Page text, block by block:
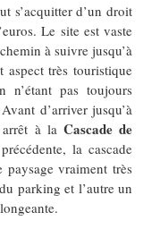
s’acquitter d’un droit
Le site est vaste
à suivre jusqu’à
très touristique
n’étant pas toujours
d’arriver jusqu’à
à la Cascade de
la cascade
vraiment très
parking et l’autre un